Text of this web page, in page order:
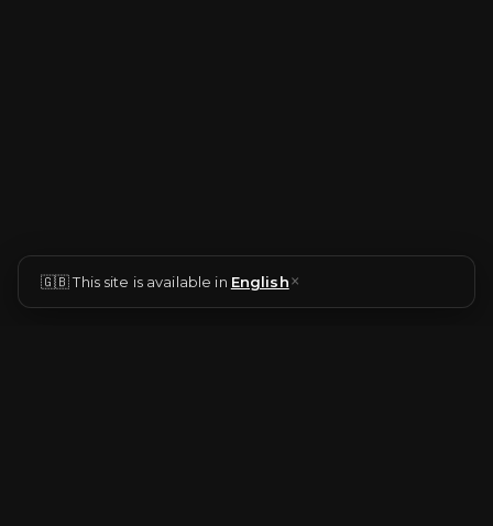
🇬🇧 This site is available in English×